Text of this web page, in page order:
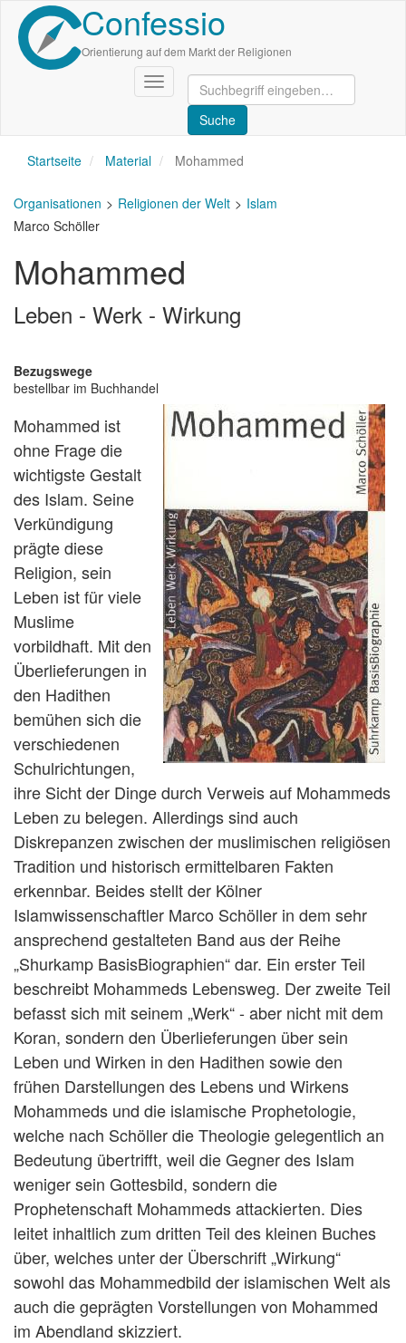
Direkt
zum
Inhalt
Confessio
Orientierung auf dem Markt der Religionen
Navigation
aktivieren/deaktivieren
Startseite Material Mohammed
Organisationen Religionen der Welt
Islam
Marco Schöller
Mohammed
Leben - Werk - Wirkung
Bezugswege
bestellbar im Buchhandel
Mohammed ist
ohne Frage die
wichtigste Gestalt
des Islam. Seine
Verkündigung
prägte diese
Religion, sein
Leben ist für viele
Muslime
vorbildhaft. Mit den
Überlieferungen in
den Hadithen
bemühen sich die
verschiedenen
Schulrichtungen,
ihre Sicht der Dinge durch Verweis auf Mohammeds
Leben zu belegen. Allerdings sind auch
Diskrepanzen zwischen der muslimischen religiösen
Tradition und historisch ermittelbaren Fakten
erkennbar. Beides stellt der Kölner
Islamwissenschaftler Marco Schöller in dem sehr
ansprechend gestalteten Band aus der Reihe
„Shurkamp BasisBiographien“ dar. Ein erster Teil
beschreibt Mohammeds Lebensweg. Der zweite Teil
befasst sich mit seinem „Werk“ - aber nicht mit dem
Koran, sondern den Überlieferungen über sein
Leben und Wirken in den Hadithen sowie den
frühen Darstellungen des Lebens und Wirkens
Mohammeds und die islamische Prophetologie,
welche nach Schöller die Theologie gelegentlich an
Bedeutung übertrifft, weil die Gegner des Islam
weniger sein Gottesbild, sondern die
Prophetenschaft Mohammeds attackierten. Dies
leitet inhaltlich zum dritten Teil des kleinen Buches
über, welches unter der Überschrift „Wirkung“
sowohl das Mohammedbild der islamischen Welt als
auch die geprägten Vorstellungen von Mohammed
im Abendland skizziert.